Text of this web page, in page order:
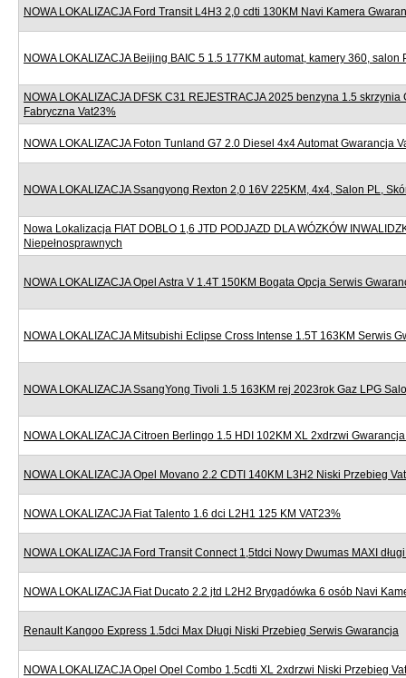
NOWA LOKALIZACJA Ford Transit L4H3 2,0 cdti 130KM Navi Kamera
NOWA LOKALIZACJA Beijing BAIC 5 1.5 177KM automat, kamery 360, salon
NOWA LOKALIZACJA DFSK C31 REJESTRACJA 2025 benzyna 1.5 skrzynia
Fabryczna Vat23%
NOWA LOKALIZACJA Foton Tunland G7 2.0 Diesel 4x4 Automat Gwarancja
NOWA LOKALIZACJA Ssangyong Rexton 2,0 16V 225KM, 4x4, Salon PL,
Nowa Lokalizacja FIAT DOBLO 1,6 JTD PODJAZD DLA WÓZKÓW
Niepełnosprawnych
NOWA LOKALIZACJA Opel Astra V 1.4T 150KM Bogata Opcja Serwis
NOWA LOKALIZACJA Mitsubishi Eclipse Cross Intense 1.5T 163KM Serwis
NOWA LOKALIZACJA SsangYong Tivoli 1.5 163KM rej 2023rok Gaz LPG
NOWA LOKALIZACJA Citroen Berlingo 1.5 HDI 102KM XL 2xdrzwi
NOWA LOKALIZACJA Opel Movano 2.2 CDTI 140KM L3H2 Niski Przebieg
NOWA LOKALIZACJA Fiat Talento 1.6 dci L2H1 125 KM VAT23%
NOWA LOKALIZACJA Ford Transit Connect 1,5tdci Nowy Dwumas MAXI
NOWA LOKALIZACJA Fiat Ducato 2.2 jtd L2H2 Brygadówka 6 osób Navi
Renault Kangoo Express 1.5dci Max Długi Niski Przebieg Serwis Gwarancja
NOWA LOKALIZACJA Opel Opel Combo 1.5cdti XL 2xdrzwi Niski Przebieg